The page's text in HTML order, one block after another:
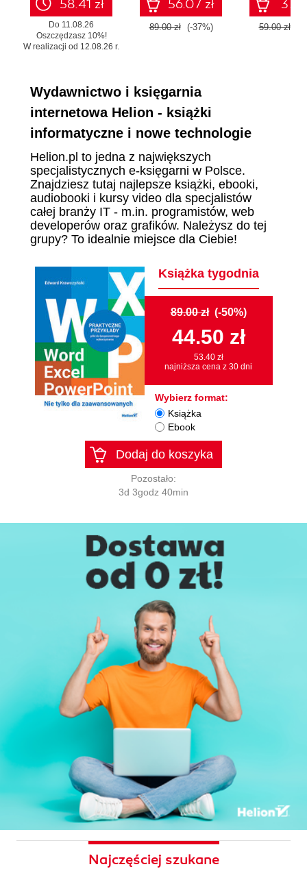
58.41 zł
Do 11.08.26
Oszczędzasz 10%!
W realizacji od 12.08.26 r.
56.07 zł
89.00 zł (-37%) 59.00 zł
Wydawnictwo i księgarnia
internetowa Helion - książki
informatyczne i nowe technologie
Helion.pl to jedna z największych
specjalistycznych e-księgarni w Polsce.
Znajdziesz tutaj najlepsze książki, ebooki,
audiobooki i kursy video dla specjalistów
całej branży IT - m.in. programistów, web
developerów oraz grafików. Należysz do tej
grupy? To idealnie miejsce dla Ciebie!
Książka tygodnia
89.00 zł (-50%)
44.50 zł
53.40 zł
najniższa cena z 30 dni
Wybierz format:
Książka
Ebook
Dodaj do koszyka
Pozostało:
3d 3godz 40min
Najczęściej szukane